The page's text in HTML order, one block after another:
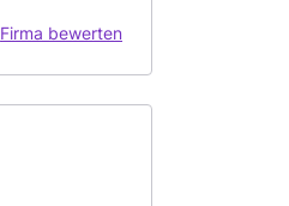
Firma bewerten